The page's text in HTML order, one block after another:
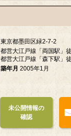
東京都墨田区緑2-7-2
都営大江戸線「両国駅」
都営大江戸線「森下駅」
築年月 2005年1月
未公開情報の
確認